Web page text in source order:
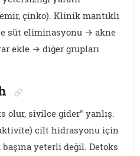
çinko). Klinik mantıklı
süt eliminasyonu → akne
ekle → diğer grupları
olur, sivilce gider" yanlış.
cilt hidrasyonu için
yeterli değil. Detoks